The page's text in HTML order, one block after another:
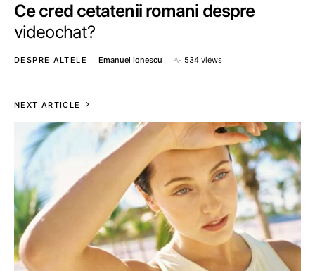
Ce cred cetatenii romani despre
videochat?
DESPRE ALTELE Emanuel Ionescu 534 views
NEXT ARTICLE